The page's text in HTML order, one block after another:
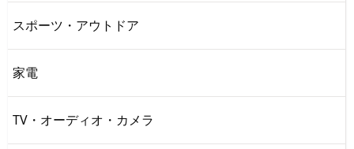
スポーツ・アウトドア
家電
TV・オーディオ・カメラ